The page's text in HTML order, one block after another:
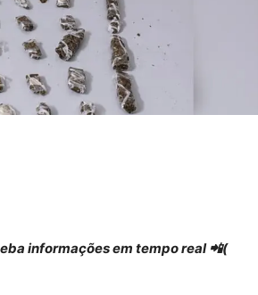
informações em tempo real 📲(